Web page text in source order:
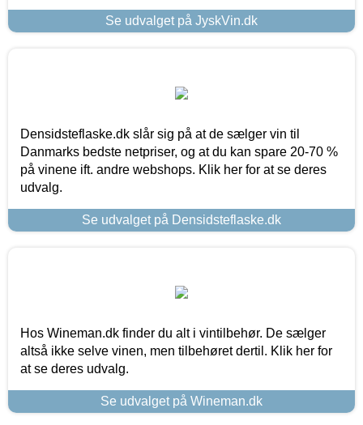
Se udvalget på JyskVin.dk
Densidsteflaske.dk slår sig på at de sælger vin til
Danmarks bedste netpriser, og at du kan spare 20-70 %
på vinene ift. andre webshops. Klik her for at se deres
udvalg.
Se udvalget på Densidsteflaske.dk
Hos Wineman.dk finder du alt i vintilbehør. De sælger
altså ikke selve vinen, men tilbehøret dertil. Klik her for
at se deres udvalg.
Se udvalget på Wineman.dk